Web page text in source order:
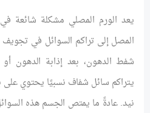
يعد الورم المصلي مشكلة شائعة
المصل إلى تراكم السوائل في
شفط الدهون، بعد إذابة الدهون أو
يتراكم سائل شفاف نسبيًا يحتوي على
نيد. عادةً ما يمتص الجسم هذه